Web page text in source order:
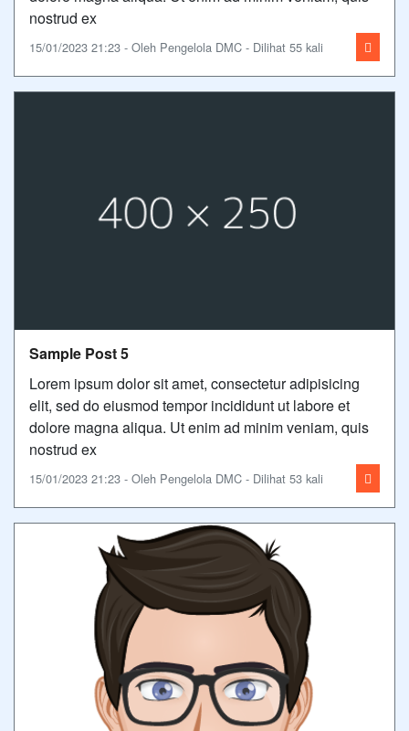
nostrud ex
15/01/2023 21:23 - Oleh Pengelola DMC - Dilihat 55 kali
Sample Post 5
Lorem ipsum dolor sit amet, consectetur adipisicing
elit, sed do eiusmod tempor incididunt ut labore et
dolore magna aliqua. Ut enim ad minim veniam, quis
nostrud ex
15/01/2023 21:23 - Oleh Pengelola DMC - Dilihat 53 kali